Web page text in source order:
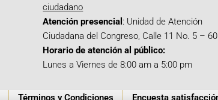
ciudadano
Atención presencial : Unidad de Atención
Ciudadana del Congreso, Calle 11 No. 5 –
Horario de atención al público:
Lunes a Viernes de 8:00 am a 5:00 pm
Términos y Condiciones Encuesta